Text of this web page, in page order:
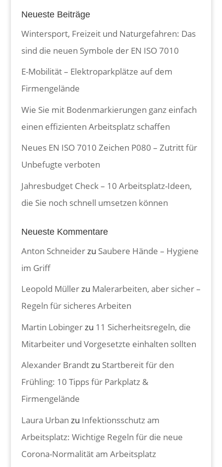
Neueste Beiträge
Wintersport, Freizeit und Naturgefahren: Das
sind die neuen Symbole der EN ISO 7010
E-Mobilität – Elektroparkplätze auf dem
Firmengelände
Wie Sie mit Bodenmarkierungen ganz einfach
einen effizienten Arbeitsplatz schaffen
Neues EN ISO 7010 Zeichen P080 – Zutritt für
Unbefugte verboten
Jahresbudget Check – 10 Arbeitsplatz-Ideen,
die Sie noch schnell umsetzen können
Neueste Kommentare
Anton Schneiderzu Saubere Hände – Hygiene
im Griff
Leopold Müllerzu Malerarbeiten, aber sicher –
Regeln für sicheres Arbeiten
Martin Lobingerzu 11 Sicherheitsregeln, die
Mitarbeiter und Vorgesetzte einhalten sollten
Alexander Brandtzu Startbereit für den
Frühling: 10 Tipps für Parkplatz &
Firmengelände
Laura Urban zu Infektionsschutz am
Arbeitsplatz: Wichtige Regeln für die neue
Corona-Normalität am Arbeitsplatz